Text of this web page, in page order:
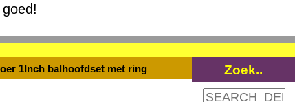
1Inch balhoofdset met ring Zoek..